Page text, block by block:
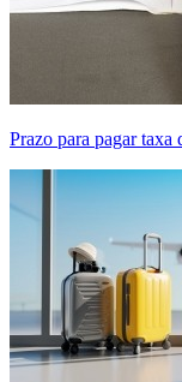
Prazo para pagar